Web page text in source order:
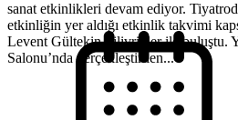
sanat etkinlikleri devam ediyor.
etkinliğin yer aldığı etkinlik takvimi
Levent Gültekin Silivrililer ile buluştu.
Salonu’nda gerçekleştirilen...